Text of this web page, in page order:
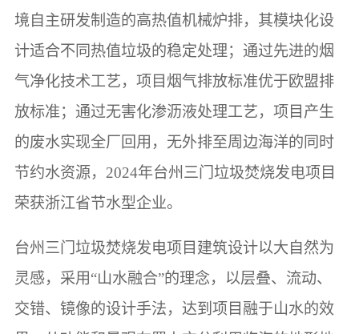
境自主研发制造的高热值机械炉排，其模块化设
计适合不同热值垃圾的稳定处理；通过先进的烟
气净化技术工艺，项目烟气排放标准优于欧盟排
放标准；通过无害化渗沥液处理工艺，项目产生
的废水实现全厂回用，无外排至周边海洋的同时
节约水资源，2024年台州三门垃圾焚烧发电项目
荣获浙江省节水型企业。
台州三门垃圾焚烧发电项目建筑设计以大自然为
灵感，采用“山水融合”的理念，以层叠、流动、
交错、镜像的设计手法，达到项目融于山水的效